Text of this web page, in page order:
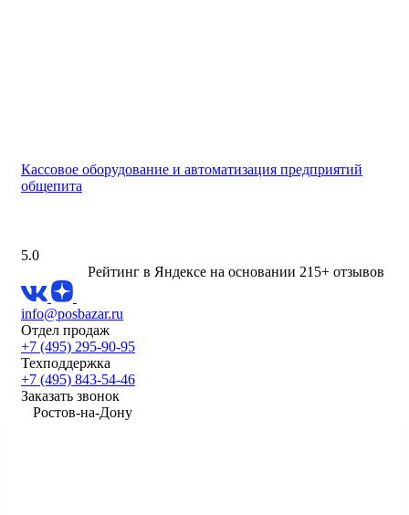
Кассовое оборудование и автоматизация предприятий
общепита
5.0
Рейтинг в Яндексе на основании 215+ отзывов
info@posbazar.ru
Отдел продаж
+7 (495) 295-90-95
Техподдержка
+7 (495) 843-54-46
Заказать звонок
​Ростов-на-Дону